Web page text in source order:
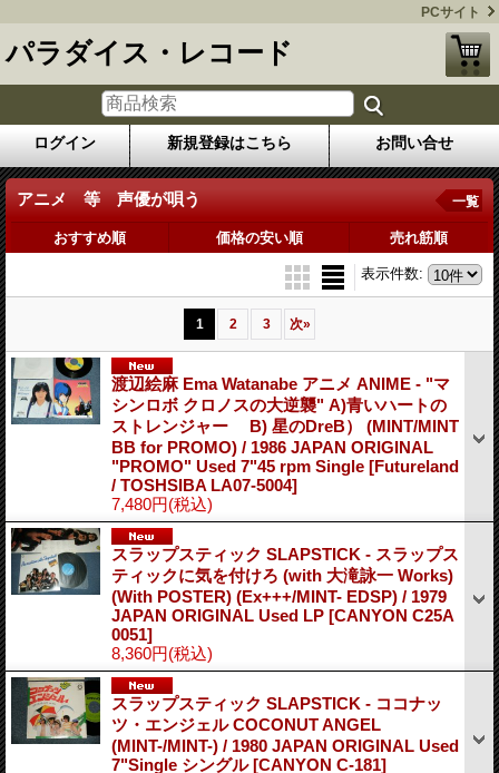
PCサイト
パラダイス・レコード
ログイン 新規登録はこちら お問い合せ
アニメ 等 声優が唄う 一覧
おすすめ順 価格の安い順 売れ筋順
表示件数:
1 2 3 次»
渡辺絵麻 Ema Watanabe アニメ ANIME - "マ
シンロボ クロノスの大逆襲" A)青いハートの
ストレンジャー B) 星のDreB） (MINT/MINT
BB for PROMO) / 1986 JAPAN ORIGINAL
"PROMO" Used 7"45 rpm Single [Futureland
/ TOSHSIBA LA07-5004]
7,480円(税込)
スラップスティック SLAPSTICK - スラップス
ティックに気を付けろ (with 大滝詠一 Works)
(With POSTER) (Ex+++/MINT- EDSP) / 1979
JAPAN ORIGINAL Used LP [CANYON C25A
0051]
8,360円(税込)
スラップスティック SLAPSTICK - ココナッ
ツ・エンジェル COCONUT ANGEL
(MINT-/MINT-) / 1980 JAPAN ORIGINAL Used
7"Single シングル[CANYON C-181]